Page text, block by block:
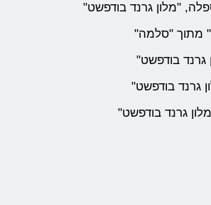
"מלון גרנד בודפשט"
גרנד בודפשט"
גרנד בודפשט"
גרנד בודפשט"